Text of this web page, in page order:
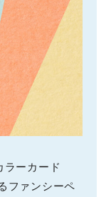
ーカード
ファンシーペ